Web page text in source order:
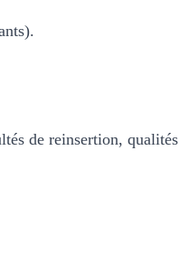
de reinsertion, qualités